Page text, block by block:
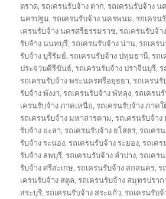
ตราด,รถเครนรับจ้าง ตาก,รถเครนรับจ้าง น
นครปฐม,รถเครนรับจ้าง นครพนม,รถเครน
เครนรับจ้าง นครศรีธรรมราช,รถเครนรับจ้า
รับจ้าง นนทบุรี,รถเครนรับจ้าง น่าน,รถเคร
รับจ้าง บุรีรัมย์,รถเครนรับจ้าง ปทุมธานี,รถ
ประจวบคีรีขันธ์,รถเครนรับจ้าง ปราจีนบุรี,ร
รถเครนรับจ้าง พระนครศรีอยุธยา,รถเครนรั
รับจ้าง พังงา,รถเครนรับจ้าง พัทลุง,รถเครน
เครนรับจ้าง ภาคเหนือ,รถเครนรับจ้าง ภาคใ
รถเครนรับจ้าง มหาสารคาม,รถเครนรับจ้าง
รับจ้าง ยะลา,รถเครนรับจ้าง ยโสธร,รถเคร
รับจ้าง ระนอง,รถเครนรับจ้าง ระยอง,รถเค
รับจ้าง ลพบุรี,รถเครนรับจ้าง ลำปาง,รถเคร
รับจ้าง ศรีสะเกษ,รถเครนรับจ้าง สกลนคร,ร
เครนรับจ้าง สตูล,รถเครนรับจ้าง สมุทรปราก
สระบุรี,รถเครนรับจ้าง สระแก้ว,รถเครนรับจ้